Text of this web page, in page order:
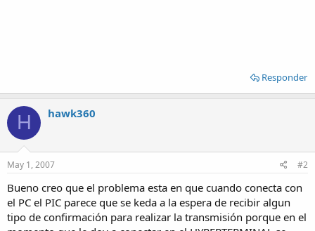
Responder
H hawk360
May 1, 2007 #2
Bueno creo que el problema esta en que cuando conecta con
el PC el PIC parece que se keda a la espera de recibir algun
tipo de confirmación para realizar la transmisión porque en el